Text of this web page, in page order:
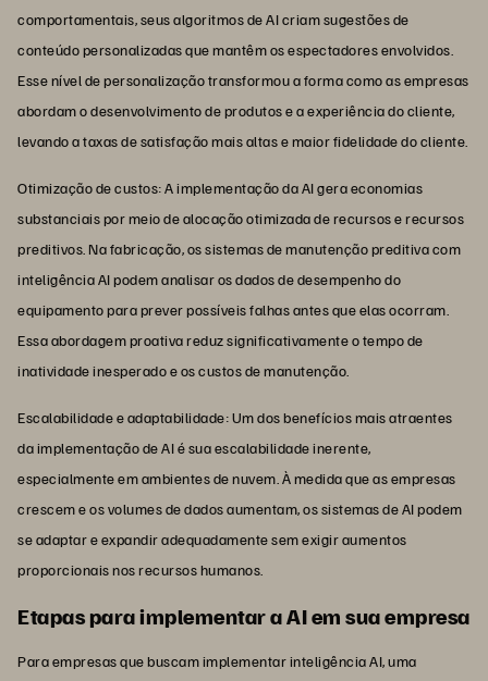
comportamentais, seus algoritmos de AI criam sugestões de
conteúdo personalizadas que mantêm os espectadores envolvidos.
Esse nível de personalização transformou a forma como as empresas
abordam o desenvolvimento de produtos e a experiência do cliente,
levando a taxas de satisfação mais altas e maior fidelidade do cliente.
Otimização de custos: A implementação da AI gera economias
substanciais por meio de alocação otimizada de recursos e recursos
preditivos. Na fabricação, os sistemas de manutenção preditiva com
inteligência AI podem analisar os dados de desempenho do
equipamento para prever possíveis falhas antes que elas ocorram.
Essa abordagem proativa reduz significativamente o tempo de
inatividade inesperado e os custos de manutenção.
Escalabilidade e adaptabilidade: Um dos benefícios mais atraentes
da implementação de AI é sua escalabilidade inerente,
especialmente em ambientes de nuvem. À medida que as empresas
crescem e os volumes de dados aumentam, os sistemas de AI podem
se adaptar e expandir adequadamente sem exigir aumentos
proporcionais nos recursos humanos.
Etapas para implementar a AI em sua empresa
Para empresas que buscam implementar inteligência AI, uma